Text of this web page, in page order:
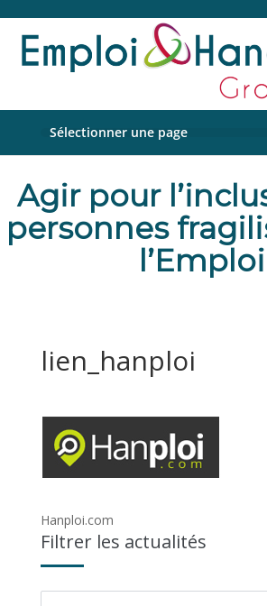
Sélectionner une page
Agir pour
personnes
l’Emploi
lien_hanploi
Hanploi.com
Filtrer les actualités